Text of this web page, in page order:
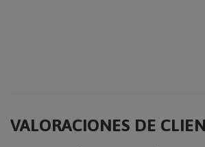
VALORACIONES DE